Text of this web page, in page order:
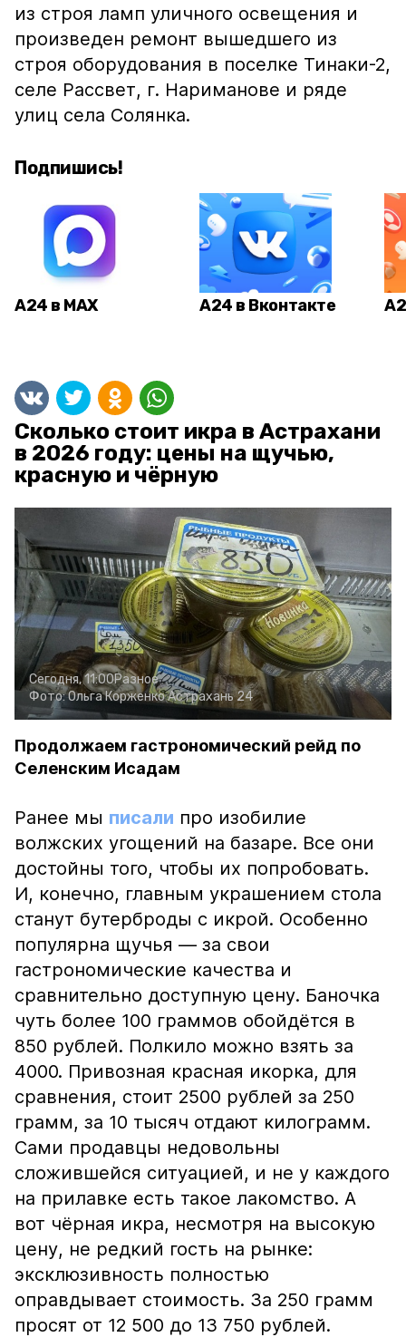
из строя ламп уличного освещения и
произведен ремонт вышедшего из
строя оборудования в поселке Тинаки-2,
селе Рассвет, г. Нариманове и ряде
улиц села Солянка.
Подпишись!
А24 в MAX А24 в Вконтакте
Сколько стоит икра в Астрахани
в 2026 году: цены на щучью,
красную и чёрную
Сегодня, 11:00Разное
Фото:Ольга КорженкоАстрахань 24
Продолжаем гастрономический рейд по
Селенским Исадам
Ранее мы писали про изобилие
волжских угощений на базаре. Все они
достойны того, чтобы их попробовать.
И, конечно, главным украшением стола
станут бутерброды с икрой. Особенно
популярна щучья — за свои
гастрономические качества и
сравнительно доступную цену. Баночка
чуть более 100 граммов обойдётся в
850 рублей. Полкило можно взять за
4000. Привозная красная икорка, для
сравнения, стоит 2500 рублей за 250
грамм, за 10 тысяч отдают килограмм.
Сами продавцы недовольны
сложившейся ситуацией, и не у каждого
на прилавке есть такое лакомство. А
вот чёрная икра, несмотря на высокую
цену, не редкий гость на рынке:
эксклюзивность полностью
оправдывает стоимость. За 250 грамм
просят от 12 500 до 13 750 рублей.